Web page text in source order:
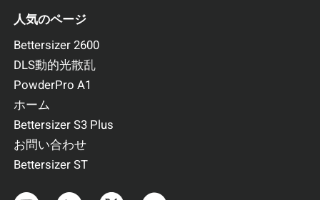
人気のページ
Bettersizer 2600
DLS動的光散乱
PowderPro A1
ホーム
Bettersizer S3 Plus
お問い合わせ
Bettersizer ST